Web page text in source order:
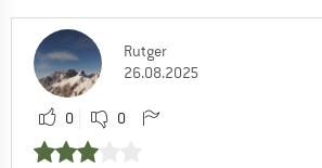
Rutger
26.08.2025
0 0